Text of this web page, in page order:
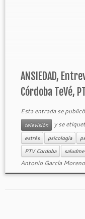
ANSIEDAD,
Córdoba TeVé,
Esta entrada se
televisión
y se
estrés
psicología
PTV Cordoba
Antonio García Moreno